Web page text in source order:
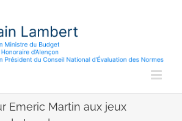
Emeric Martin aux jeux